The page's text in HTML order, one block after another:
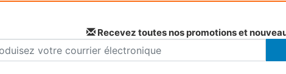
Recevez toutes nos promotions et